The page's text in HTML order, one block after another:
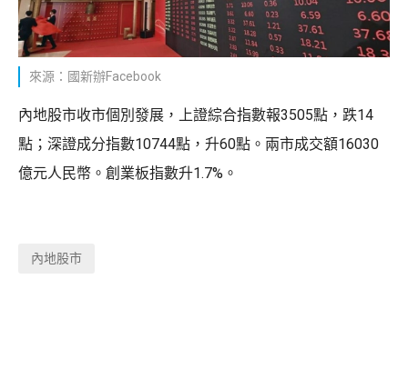
來源：國新辦Facebook
內地股市收市個別發展，上證綜合指數報3505點，跌14
點；深證成分指數10744點，升60點。兩市成交額16030
億元人民幣。創業板指數升1.7%。
內地股市